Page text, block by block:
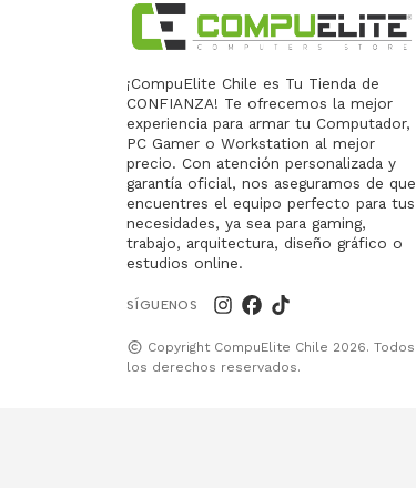
¡CompuElite Chile es Tu Tienda de
CONFIANZA! Te ofrecemos la mejor
experiencia para armar tu Computador,
PC Gamer o Workstation al mejor
precio. Con atención personalizada y
garantía oficial, nos aseguramos de que
encuentres el equipo perfecto para tus
necesidades, ya sea para gaming,
trabajo, arquitectura, diseño gráfico o
estudios online.
SÍGUENOS
Copyright CompuElite Chile 2026. Todos
los derechos reservados.